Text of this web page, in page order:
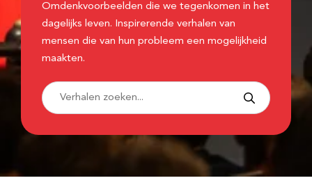
Omdenkvoorbeelden die we tegenkomen in het
dagelijks leven. Inspirerende verhalen van
mensen die van hun probleem een mogelijkheid
maakten.